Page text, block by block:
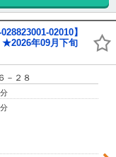
02010】
年09月下旬
－２８